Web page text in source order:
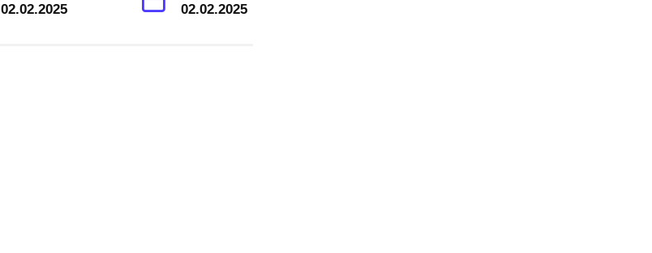
02.02.2025 02.02.2025